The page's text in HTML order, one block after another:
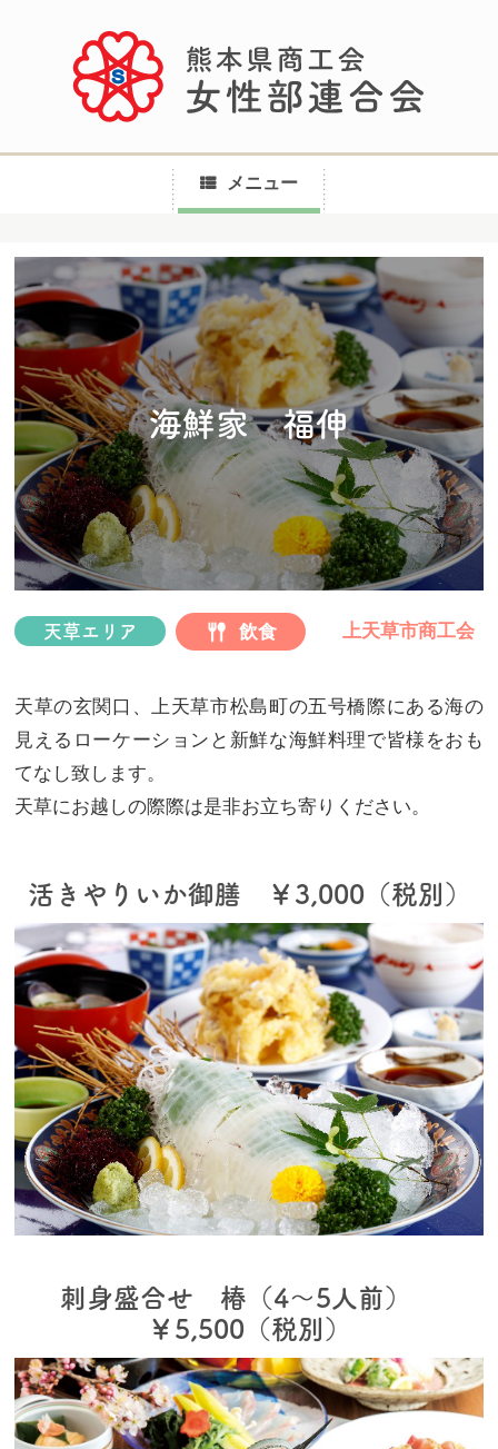
メニュー
ン
テ
ン
ツ
へ
ス
キ
ッ
プ
海鮮家 福伸
天草エリア 飲食 上天草市商工会
天草の玄関口、上天草市松島町の五号橋際にある海の
見えるローケーションと新鮮な海鮮料理で皆様をおも
てなし致します。
天草にお越しの際際は是非お立ち寄りください。
活きやりいか御膳 ￥3,000（税別）
刺身盛合せ 椿（4～5人前）
￥5,500（税別）